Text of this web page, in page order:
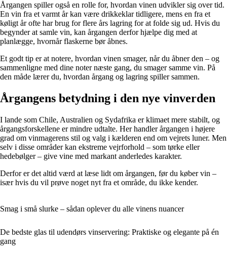
Årgangen spiller også en rolle for, hvordan vinen udvikler sig over tid.
En vin fra et varmt år kan være drikkeklar tidligere, mens en fra et
køligt år ofte har brug for flere års lagring for at folde sig ud. Hvis du
begynder at samle vin, kan årgangen derfor hjælpe dig med at
planlægge, hvornår flaskerne bør åbnes.
Et godt tip er at notere, hvordan vinen smager, når du åbner den – og
sammenligne med dine noter næste gang, du smager samme vin. På
den måde lærer du, hvordan årgang og lagring spiller sammen.
Årgangens betydning i den nye vinverden
I lande som Chile, Australien og Sydafrika er klimaet mere stabilt, og
årgangsforskellene er mindre udtalte. Her handler årgangen i højere
grad om vinmagerens stil og valg i kælderen end om vejrets luner. Men
selv i disse områder kan ekstreme vejrforhold – som tørke eller
hedebølger – give vine med markant anderledes karakter.
Derfor er det altid værd at læse lidt om årgangen, før du køber vin –
især hvis du vil prøve noget nyt fra et område, du ikke kender.
Smag i små slurke – sådan oplever du alle vinens nuancer
De bedste glas til udendørs vinservering: Praktiske og elegante på én
gang